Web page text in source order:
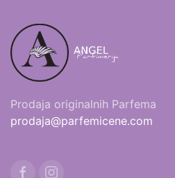
Prodaja originalnih Parfema
prodaja@parfemicene.com